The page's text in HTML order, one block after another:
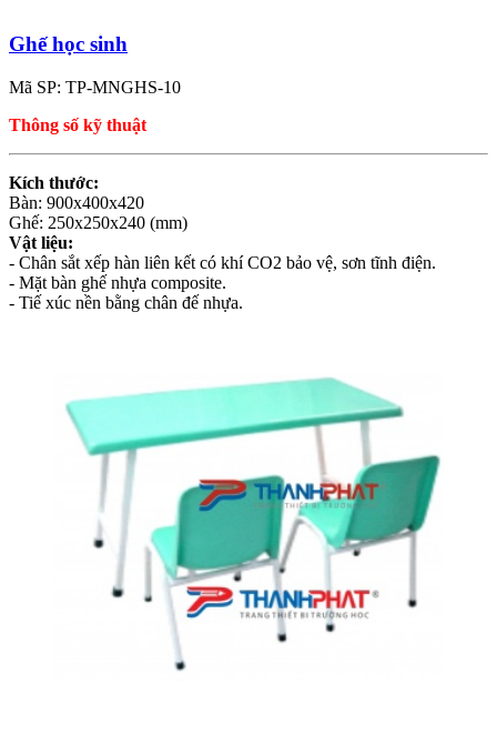
Ghế học sinh
Mã SP: TP-MNGHS-10
Thông số kỹ thuật
Kích thước:
Bàn: 900x400x420
Ghế: 250x250x240 (mm)
Vật liệu:
- Chân sắt xếp hàn liên kết có khí CO2 bảo vệ, sơn tĩnh điện.
- Mặt bàn ghế nhựa composite.
- Tiế xúc nền bằng chân đế nhựa.